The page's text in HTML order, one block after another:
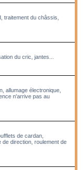
traitement du châssis,
du cric, jantes...
allumage électronique,
n'arrive pas au
de cardan,
direction, roulement de